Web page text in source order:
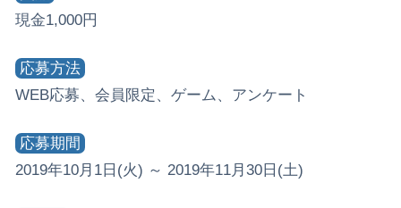
現金1,000円
応募方法
WEB応募、会員限定、ゲーム、アンケート
応募期間
2019年10月1日(火) ～ 2019年11月30日(土)